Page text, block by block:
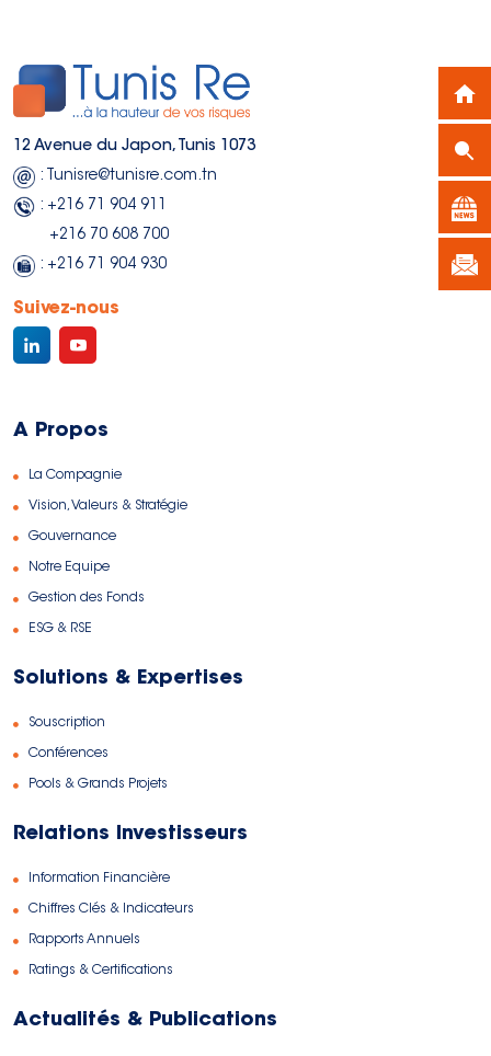
12 Avenue du Japon, Tunis 1073
: Tunisre@tunisre.com.tn
: +216 71 904 911
+216 70 608 700
: +216 71 904 930
Suivez-nous
A Propos
La Compagnie
Vision, Valeurs & Stratégie
Gouvernance
Notre Equipe
Gestion des Fonds
ESG & RSE
Solutions & Expertises
Souscription
Conférences
Pools & Grands Projets
Relations Investisseurs
Information Financière
Chiffres Clés & Indicateurs
Rapports Annuels
Ratings & Certifications
Actualités & Publications